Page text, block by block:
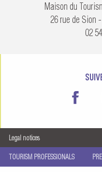
Maison du
26 rue de Sion
02
Legal notices
TOURISM PROFESSIONALS